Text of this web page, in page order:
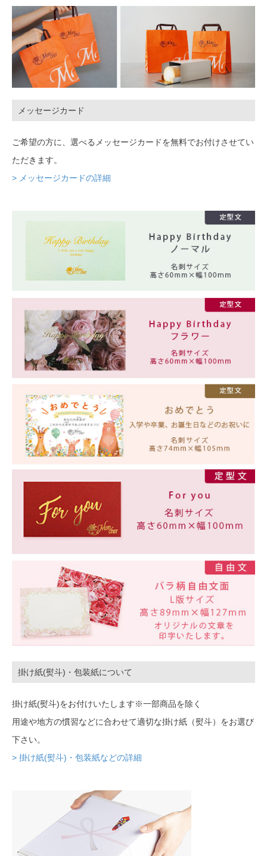
メッセージカード
ご希望の方に、選べるメッセージカードを無料でお付けさせてい
ただきます。
> メッセージカードの詳細
掛け紙(熨斗)・包装紙について
掛け紙(熨斗)をお付けいたします※一部商品を除く
用途や地方の慣習などに合わせて適切な掛け紙（熨斗）をお選び
下さい。
> 掛け紙(熨斗)・包装紙などの詳細